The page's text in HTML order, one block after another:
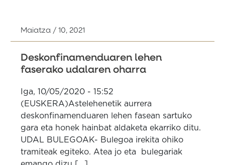
Maiatza / 10, 2021
Deskonfinamenduaren lehen
faserako udalaren oharra
Iga, 10/05/2020 - 15:52
(EUSKERA)Astelehenetik aurrera
deskonfinamenduaren lehen fasean sartuko
gara eta honek hainbat aldaketa ekarriko ditu.
UDAL BULEGOAK- Bulegoa irekita ohiko
tramiteak egiteko. Atea jo eta bulegariak